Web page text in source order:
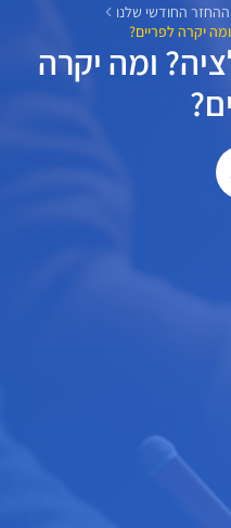
החודשי שלנו
יקרה לפריים?
ומה יקרה